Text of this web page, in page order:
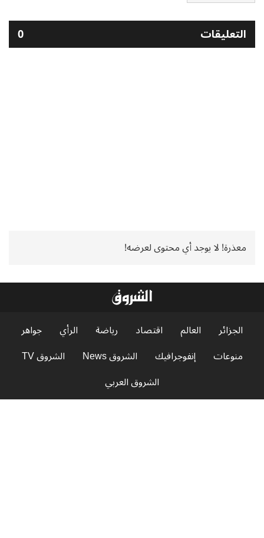
التعليقات 0
معذرة! لا يوجد أي محتوى لعرضه!
الجزائر العالم اقتصاد رياضة الرأي
جواهر
منوعات
إنفوجرافيك الشروق News
الشروق TV
الشروق العربي